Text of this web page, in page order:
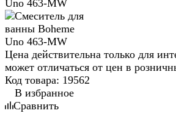
Цена действительна только для
может отличаться от цен в
Код товара: 19562
В избранное
Сравнить